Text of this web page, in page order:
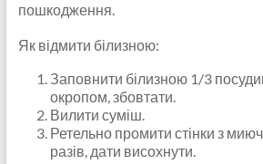
пошкодження.
Як відмити білизною:
Заповнити білизною 1/3
окропом, збовтати.
Вилити суміш.
Ретельно промити стінки з
разів, дати висохнути.